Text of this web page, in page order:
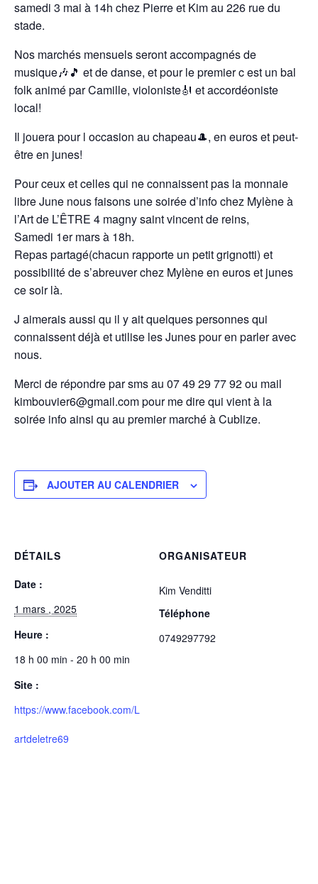
samedi 3 mai à 14h chez Pierre et Kim au 226 rue du
stade.
Nos marchés mensuels seront accompagnés de
musique🎶🎵 et de danse, et pour le premier c est un bal
folk animé par Camille, violoniste🎻 et accordéoniste
local!
Il jouera pour l occasion au chapeau🎩, en euros et peut-
être en junes!
Pour ceux et celles qui ne connaissent pas la monnaie
libre June nous faisons une soirée d’info chez Mylène à
l’Art de L’ÊTRE 4 magny saint vincent de reins,
Samedi 1er mars à 18h.
Repas partagé(chacun rapporte un petit grignotti) et
possibilité de s’abreuver chez Mylène en euros et junes
ce soir là.
J aimerais aussi qu il y ait quelques personnes qui
connaissent déjà et utilise les Junes pour en parler avec
nous.
Merci de répondre par sms au 07 49 29 77 92 ou mail
kimbouvier6@gmail.com pour me dire qui vient à la
soirée info ainsi qu au premier marché à Cublize.
AJOUTER AU CALENDRIER
DÉTAILS
Date :
1 mars , 2025
Heure :
18 h 00 min - 20 h 00 min
Site :
https://www.facebook.com/L
artdeletre69
ORGANISATEUR
Kim Venditti
Téléphone
0749297792